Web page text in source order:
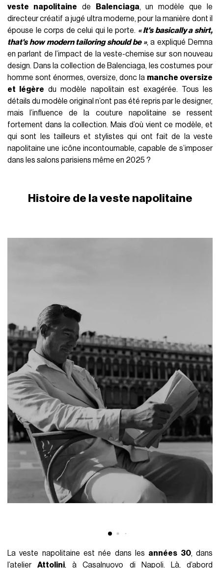
veste napolitaine de Balenciaga, un modèle que le
directeur créatif a jugé ultra moderne, pour la manière dont il
épouse le corps de celui qui le porte. « It's basically a shirt,
that's how modern tailoring should be », a expliqué Demna
en parlant de l’impact de la veste-chemise sur son nouveau
design. Dans la collection de Balenciaga, les costumes pour
homme sont énormes, oversize, donc la manche oversize
et légère du modèle napolitain est exagérée. Tous les
détails du modèle original n’ont pas été repris par le designer,
mais l’influence de la couture napolitaine se ressent
fortement dans la collection. Mais d’où vient ce modèle, et
qui sont les tailleurs et stylistes qui ont fait de la veste
napolitaine une icône incontournable, capable de s’imposer
dans les salons parisiens même en 2025 ?
Histoire de la veste napolitaine
La veste napolitaine est née dans les années 30, dans
l’atelierAttolini, à Casalnuovo di Napoli. Là, d’abord